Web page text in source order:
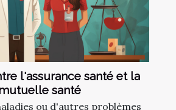
l'assurance santé et la
santé
ou d'autres problèmes